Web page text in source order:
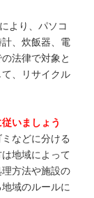
より、パソコ
、炊飯器、電
法律で対象と
、リサイクル
いましょう
などに分ける
地域によって
方法や施設の
域のルールに